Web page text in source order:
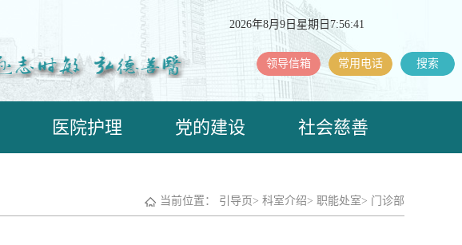
2026年8月9日星期日7:56:41
领导信箱 常用电话 搜索
医院护理 党的建设 社会慈善
当前位置： 引导页> 科室介绍> 职能处室> 门诊部